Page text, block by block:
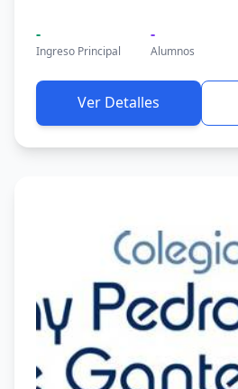
-
Ingreso Principal
-
Alumnos
Ver Detalles